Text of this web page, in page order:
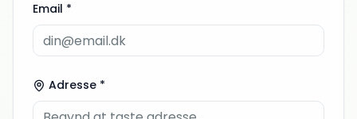
Email *
Adresse *